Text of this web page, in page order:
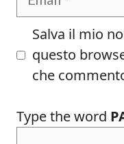
Salva il mio
questo
che
Type the word